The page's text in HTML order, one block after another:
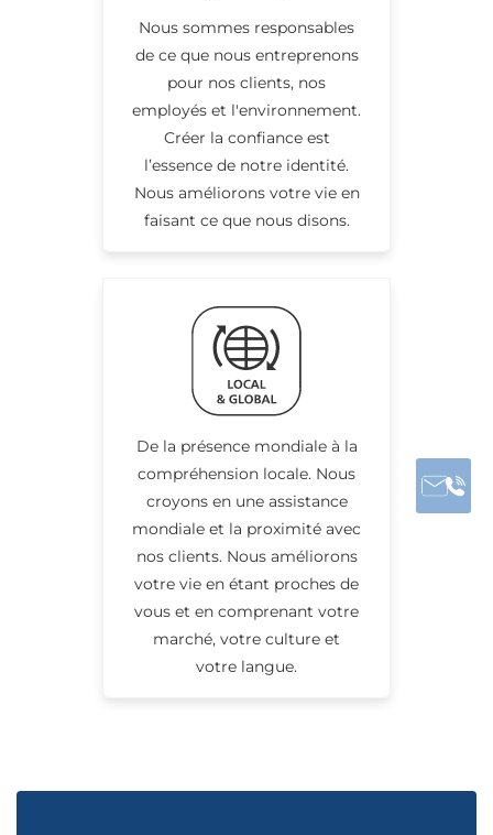
Nous sommes responsables
de ce que nous entreprenons
pour nos clients, nos
employés et l'environnement.
Créer la confiance est
l’essence de notre identité.
Nous améliorons votre vie en
faisant ce que nous disons.
De la présence mondiale à la
compréhension locale. Nous
croyons en une assistance
mondiale et la proximité avec
nos clients. Nous améliorons
votre vie en étant proches de
vous et en comprenant votre
marché, votre culture et
votre langue.